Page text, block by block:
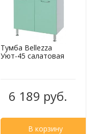
Тумба Bellezza
Уют-45 салатовая
6 189 руб.
В корзину